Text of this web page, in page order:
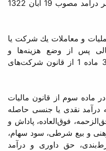
(ماده 11 آیین‌نامه قانون مالیات بر درآمد مصوب 19 آبان 1322
و معاملات یك شركت یا
پس از وضع هزینه‌ها و
استهلاكات حاصل می‌شود. (بند 3 ماده 1 از قانون شركت‌های
ماده سوم از قانون مالیات
درآمد نقدی یا جنسی حاصله
فوق‌العاده، پاداش و
و بیع شرطی، سود سهام،
حق داوری و درآمد